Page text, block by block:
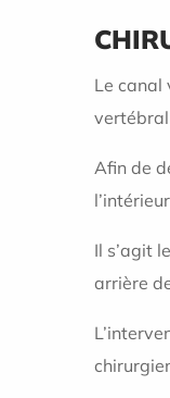
Le canal
vertébral
Afin de
Il s’agit
arrière